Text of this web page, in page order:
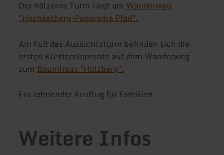
Der hölzerne Turm liegt amWanderweg
"Hochkelberg-Panorama Pfad".
Am Fuß des Aussichtsturm befinden sich die
ersten Kletterelemente auf dem Wanderweg
zum Baumhaus "Holzberg".
Ein lohnender Ausflug für Familien.
Weitere Infos